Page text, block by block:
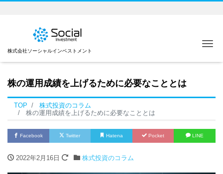
株式会社ソーシャルインベストメント
株の運用成績を上げるために必要なこととは
TOP
株式投資のコラム
株の運用成績を上げるために必要なこととは
Facebook Twitter Hatena Pocket LINE
2022年2月16日 株式投資のコラム